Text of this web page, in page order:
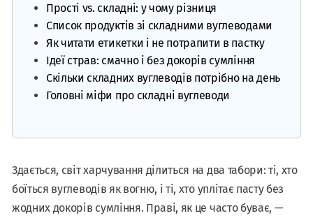
Прості vs. складні: у чому різниця
Список продуктів зі складними вуглеводами
Як читати етикетки і не потрапити в пастку
Ідеї страв: смачно і без докорів сумління
Скільки складних вуглеводів потрібно на день
Головні міфи про складні вуглеводи
Здається, світ харчування ділиться на два табори: ті, хто
боїться вуглеводів як вогню, і ті, хто уплітає пасту без
жодних докорів сумління. Праві, як це часто буває, —